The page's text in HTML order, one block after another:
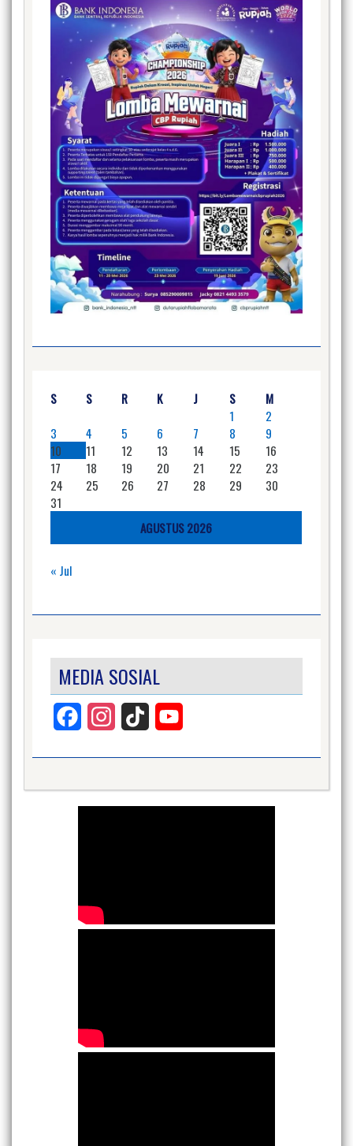
AGUSTUS 2026
S S R K J S
M
1
2
3
4 5 6 7 8
9
10
11 12 13 14 15
16
17
18 19 20 21 22
23
24
25 26 27 28 29
30
31
« Jul
MEDIA SOSIAL
Facebook InstagramTikTok